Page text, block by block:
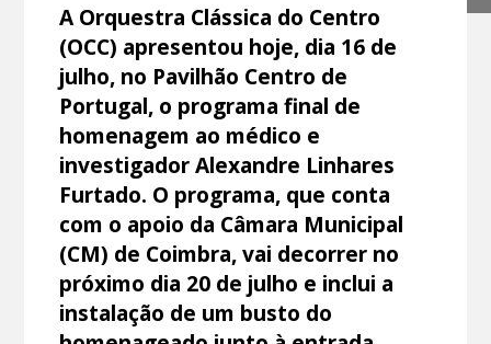
A Orquestra Clássica do Centro
(OCC) apresentou hoje, dia 16 de
julho, no Pavilhão Centro de
Portugal, o programa final de
homenagem ao médico e
investigador Alexandre Linhares
Furtado. O programa, que conta
com o apoio da Câmara Municipal
(CM) de Coimbra, vai decorrer no
próximo dia 20 de julho e inclui a
instalação de um busto do